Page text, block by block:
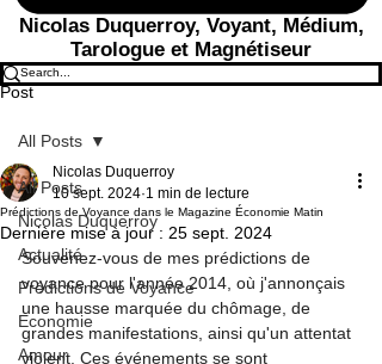
Nicolas Duquerroy, Voyant, Médium,
Tarologue et Magnétiseur
Post
All Posts
Nicolas Duquerroy
Actualité
Prédictions de Voyance
Economie
Amour
All Posts
Prédictions de Voyance dans le Magazine Économie Matin
Nicolas Duquerroy
10 sept. 2024 1 min de lecture
Dernière mise à jour : 25 sept. 2024
Souvenez-vous de mes prédictions de
voyance pour l'année 2014, où j'annonçais
une hausse marquée du chômage, de
grandes manifestations, ainsi qu'un attentat
violent. Ces événements se sont